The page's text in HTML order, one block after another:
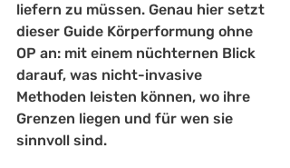
liefern zu müssen. Genau hier setzt
dieser Guide Körperformung ohne
OP an: mit einem nüchternen Blick
darauf, was nicht-invasive
Methoden leisten können, wo ihre
Grenzen liegen und für wen sie
sinnvoll sind.